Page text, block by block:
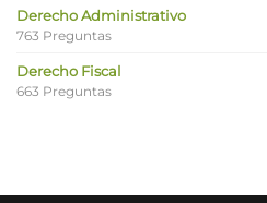
Derecho Administrativo
763 Preguntas
Derecho Fiscal
663 Preguntas